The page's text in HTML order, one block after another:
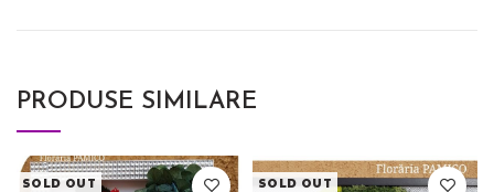
PRODUSE SIMILARE
SOLD OUT SOLD OUT